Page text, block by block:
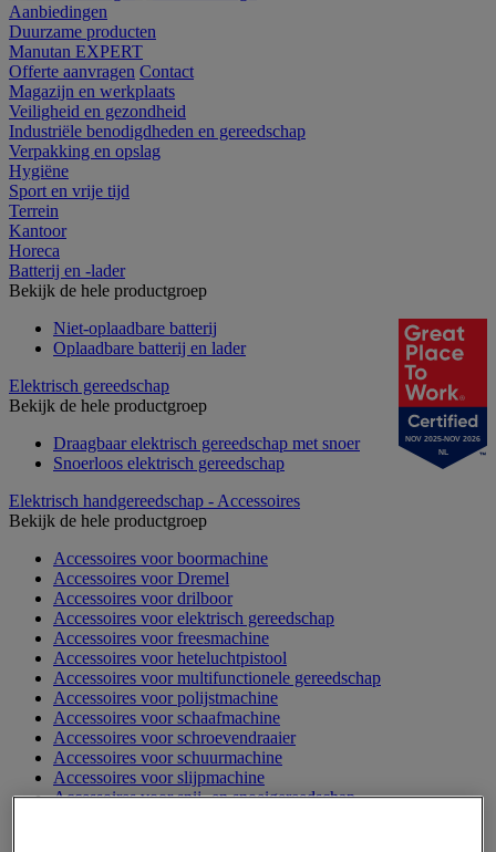
Aanbiedingen
Duurzame producten
Manutan EXPERT
Offerte aanvragen Contact
Magazijn en werkplaats
Veiligheid en gezondheid
Industriële benodigdheden en gereedschap
Verpakking en opslag
Hygiëne
Sport en vrije tijd
Terrein
Kantoor
Horeca
Batterij en -lader
Bekijk de hele productgroep
Niet-oplaadbare batterij
Oplaadbare batterij en lader
Elektrisch gereedschap
Bekijk de hele productgroep
Draagbaar elektrisch gereedschap met snoer
Snoerloos elektrisch gereedschap
Elektrisch handgereedschap - Accessoires
Bekijk de hele productgroep
Accessoires voor boormachine
Accessoires voor Dremel
Accessoires voor drilboor
Accessoires voor elektrisch gereedschap
Accessoires voor freesmachine
Accessoires voor heteluchtpistool
Accessoires voor multifunctionele gereedschap
Accessoires voor polijstmachine
Accessoires voor schaafmachine
Accessoires voor schroevendraaier
Accessoires voor schuurmachine
Accessoires voor slijpmachine
Accessoires voor snij- en snoeigereedschap
NOV 2025-NOV 2026
NL